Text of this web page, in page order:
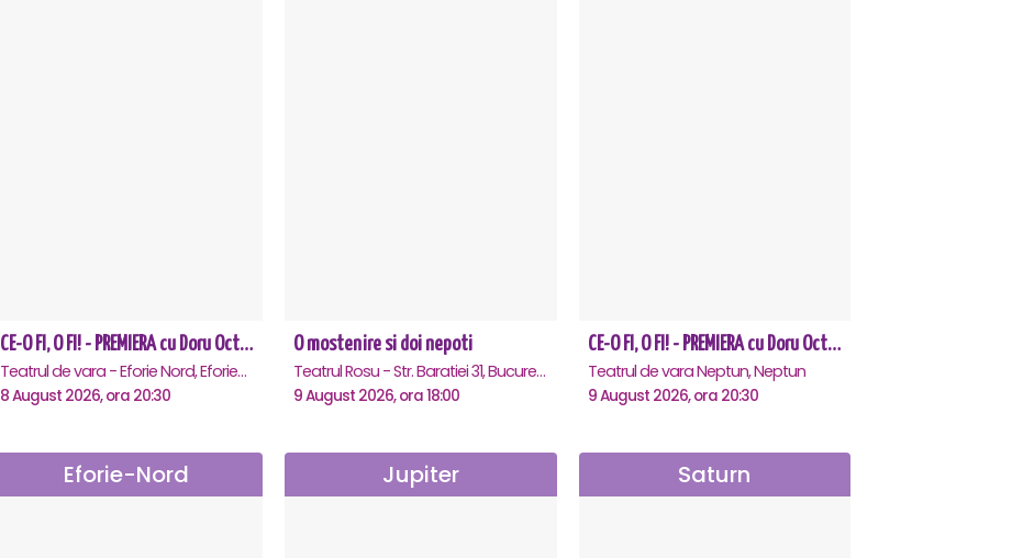
CE-O FI, O FI! - PREMIERA cu Doru Octavian Dumitru - Eforie Nord
Teatrul de vara - Eforie Nord, Eforie-Nord
8 August 2026, ora 20:30
O mostenire si doi nepoti
Teatrul Rosu - Str. Baratiei 31, Bucuresti
9 August 2026, ora 18:00
CE-O FI, O FI! - PREMIERA cu Doru Octavian Dumitru - Neptun
Teatrul de vara Neptun, Neptun
9 August 2026, ora 20:30
Eforie-Nord Jupiter Saturn